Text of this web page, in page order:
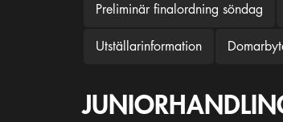
Preliminär finalordning söndag
Utställarinformation